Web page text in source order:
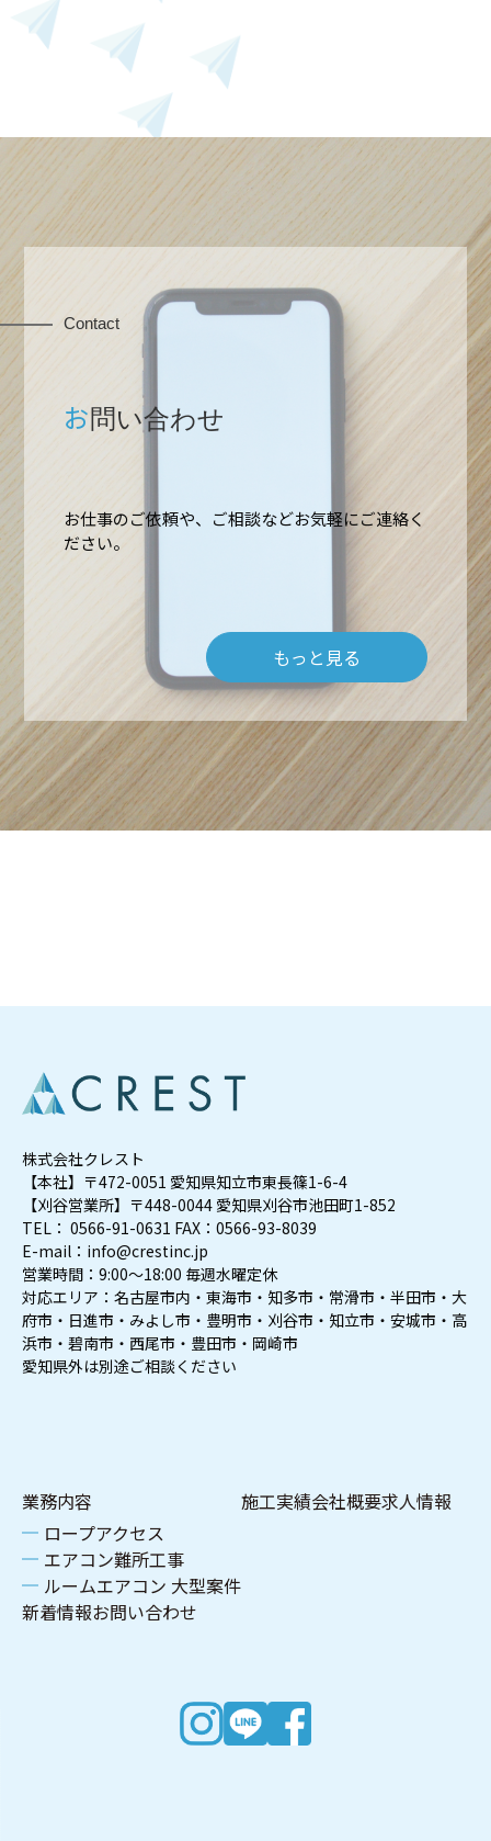
Contact
お問い合わせ
お仕事のご依頼や、ご相談などお気軽にご連絡く
ださい。
もっと見る
業務内容
ロープアクセス
エアコン難所工事
ルームエアコン 大型案件
施工実績会社概要求人情報
新着情報お問い合わせ
株式会社クレスト
【本社】〒472-0051 愛知県知立市東長篠1-6-4
【刈谷営業所】〒448-0044 愛知県刈谷市池田町1-852
TEL： 0566-91-0631 FAX：0566-93-8039
E-mail：info@crestinc.jp
営業時間：9:00～18:00 毎週水曜定休
対応エリア：名古屋市内・東海市・知多市・常滑市・半田市・大
府市・日進市・みよし市・豊明市・刈谷市・知立市・安城市・高
浜市・碧南市・西尾市・豊田市・岡崎市
愛知県外は別途ご相談ください